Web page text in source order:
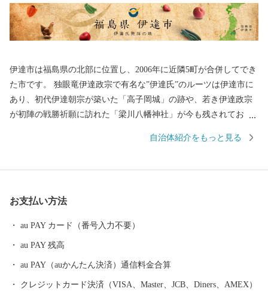
伊達市は福島県の北部に位置し、2006年に近隣5町が合併してでき
た市です。 独眼竜伊達政宗で有名な”伊達氏”のルーツは伊達市に
あり、初代伊達朝宗が築いた「高子岡城」の跡や、若き伊達政宗
が初陣の戦勝祈願に訪れた「梁川八幡神社」が今も残されてお
高低差がある盆地特有の地形で、果物がおいしく育ち、現在は名
であふれています。
自治体紹介をもっと見る
お支払い方法
au PAY カード（番号入力不要）
au PAY 残高
au PAY（auかんたん決済）通信料金合算
クレジットカード決済（VISA、Master、JCB、Diners、AMEX）